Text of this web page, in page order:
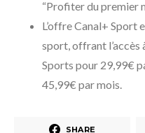
“Profiter du premier
L’offre Canal+ Sport
sport, offrant l’accès
Sports pour 29,99€
45,99€ par mois.
SHARE